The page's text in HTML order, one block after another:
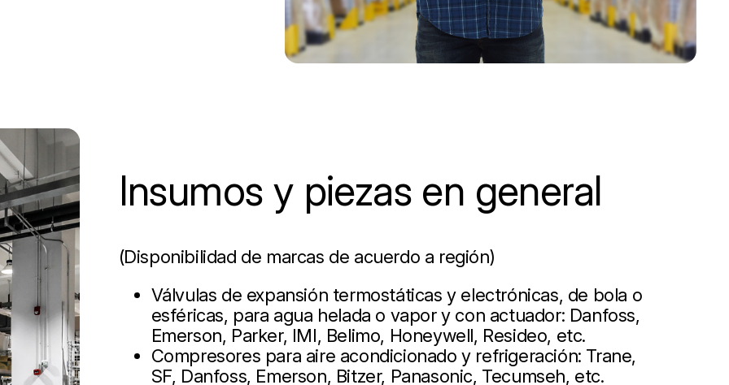
Insumos y piezas en general
(Disponibilidad de marcas de acuerdo a región)
Válvulas de expansión termostáticas y electrónicas, de bola o
esféricas, para agua helada o vapor y con actuador: Danfoss,
Emerson, Parker, IMI, Belimo, Honeywell, Resideo, etc.
Compresores para aire acondicionado y refrigeración: Trane,
SF, Danfoss, Emerson, Bitzer, Panasonic, Tecumseh, etc.